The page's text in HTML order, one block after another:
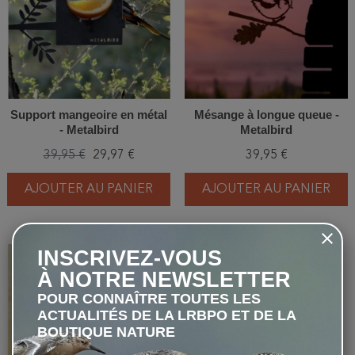
Support mangeoire en métal
- Metalbird
39,95 € 29,97 €
AJOUTER AU PANIER
Mésange à longue queue -
Metalbird
39,95 €
AJOUTER AU PANIER
favorite_border
INSCRIVEZ-VOUS
À NOTRE NEWSLETTER
POUR CONNAÎTRE TOUTES LES
ACTUALITÉS DE LA LRBPO ET DE LA
BOUTIQUE NATURE